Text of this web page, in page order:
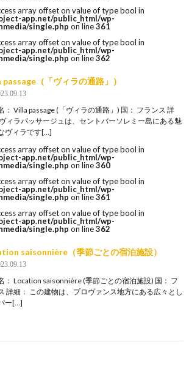
array offset on value of type bool in
app.net/public_html/wp-
single.php on line361
array offset on value of type bool in
app.net/public_html/wp-
single.php on line362
（「ヴィラの通路」）
： Villa passage (「ヴィラの通路」) 国： フランス 詳
ィラパッサージュは、セントバーソレミー島にある魅
ヴィラです[…]
array offset on value of type bool in
app.net/public_html/wp-
single.php on line360
array offset on value of type bool in
app.net/public_html/wp-
single.php on line361
array offset on value of type bool in
app.net/public_html/wp-
single.php on line362
saisonnière（季節ごとの宿泊施設）
： Location saisonnière (季節ごとの宿泊施設) 国： フ
詳細： この建物は、プロヴァンス地方にある広々とし
ー[…]